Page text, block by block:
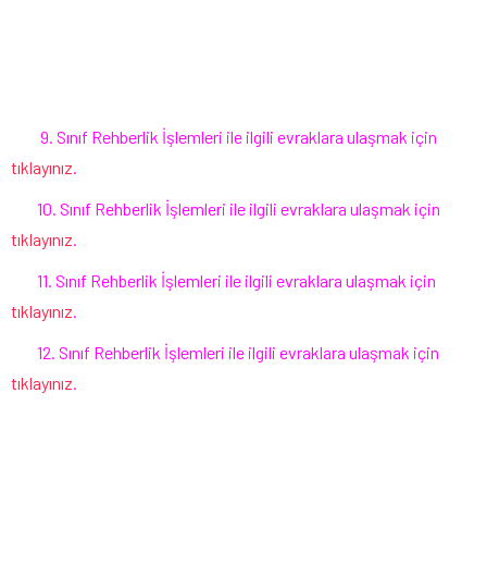
9. Sınıf Rehberlik İşlemleri ile ilgili evraklara ulaşmak için
tıklayınız
10. Sınıf Rehberlik İşlemleri ile ilgili evraklara ulaşmak için
tıklayınız
11. Sınıf Rehberlik İşlemleri ile ilgili evraklara ulaşmak için
tıklayınız
12. Sınıf Rehberlik İşlemleri ile ilgili evraklara ulaşmak için
tıklayınız